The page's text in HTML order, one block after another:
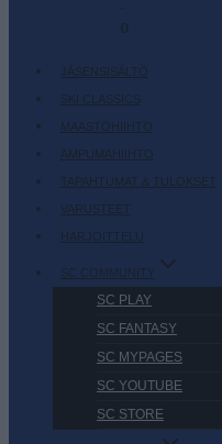
-
0
JÄSENSISÄLTÖ
SKI CLASSICS
MAASTOHIIHTO
AMPUMAHIIHTO
TAPAHTUMAT & TULOKSET
VARUSTEET
HARJOITTELU
SC COMMUNITY
SC PLAY
SC FANTASY
SC MYPAGES
SC YOUTUBE
SC STORE